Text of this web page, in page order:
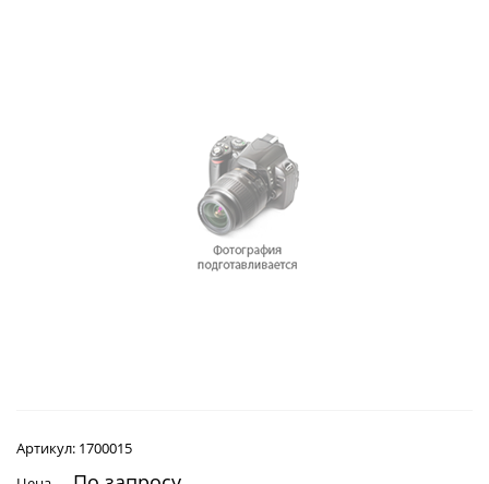
Артикул: 1700015